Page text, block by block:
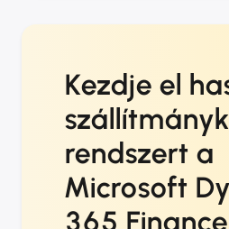
Kezdje el
rendszert a
Microsoft
365